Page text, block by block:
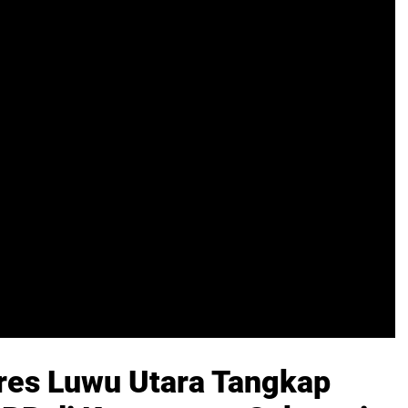
Luwu Utara Tangkap